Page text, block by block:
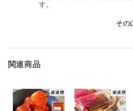
す。
その
関連商品